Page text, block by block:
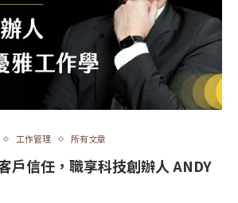
工作管理 所有文章
戶信任，職享科技創辦人 ANDY